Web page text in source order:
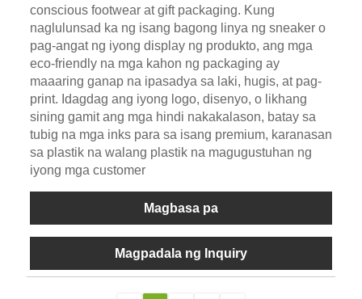
conscious footwear at gift packaging. Kung
naglulunsad ka ng isang bagong linya ng sneaker o
pag-angat ng iyong display ng produkto, ang mga
eco-friendly na mga kahon ng packaging ay
maaaring ganap na ipasadya sa laki, hugis, at pag-
print. Idagdag ang iyong logo, disenyo, o likhang
sining gamit ang mga hindi nakakalason, batay sa
tubig na mga inks para sa isang premium, karanasan
sa plastik na walang plastik na magugustuhan ng
iyong mga customer
Magbasa pa
Magpadala ng Inquiry